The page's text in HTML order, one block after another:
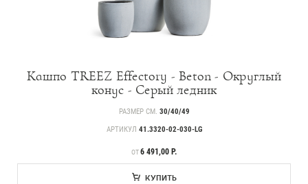
Кашпо TREEZ Effectory - Beton - Округлый
конус - Серый ледник
РАЗМЕР СМ. 30/40/49
АРТИКУЛ 41.3320-02-030-LG
ЦЕНА
ОТ6 491,00 Р.
КУПИТЬ